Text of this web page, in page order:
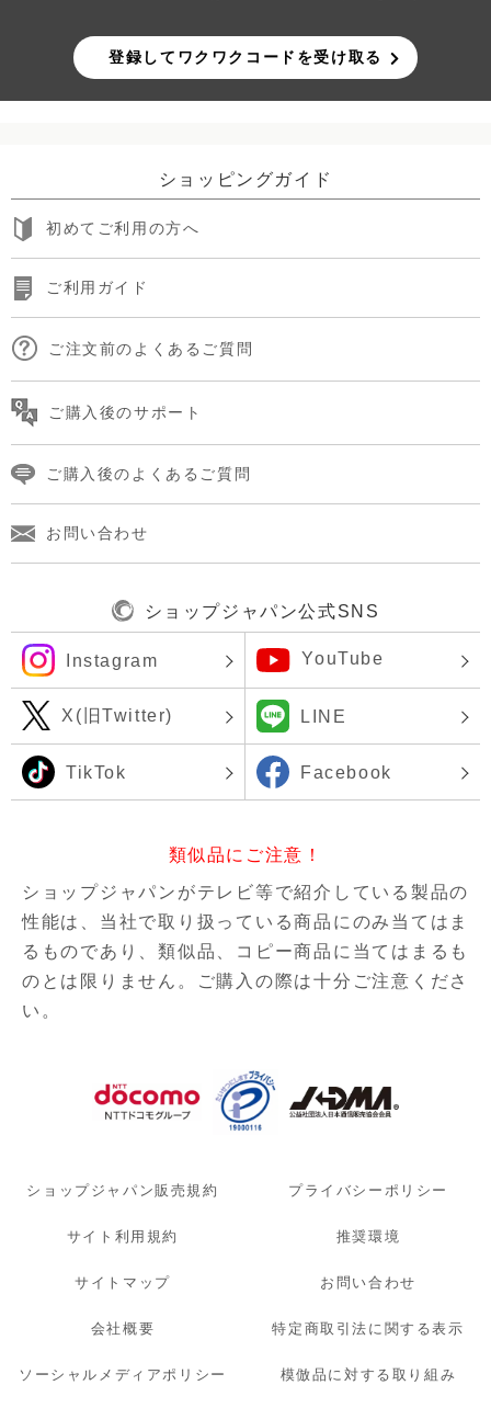
登録してワクワクコードを受け取る
ショッピングガイド
初めてご利用の方へ
ご利用ガイド
ご注文前のよくあるご質問
ご購入後のサポート
ご購入後のよくあるご質問
お問い合わせ
ショップジャパン公式SNS
Instagram YouTube
X(旧Twitter) LINE
TikTok Facebook
類似品にご注意！
ショップジャパンがテレビ等で紹介している製品の
性能は、当社で取り扱っている商品にのみ当てはま
るものであり、類似品、コピー商品に当てはまるも
のとは限りません。ご購入の際は十分ご注意くださ
い。
ショップジャパン販売規約 プライバシーポリシー
サイト利用規約 推奨環境
サイトマップ お問い合わせ
会社概要 特定商取引法に関する表示
ソーシャルメディアポリシー 模倣品に対する取り組み